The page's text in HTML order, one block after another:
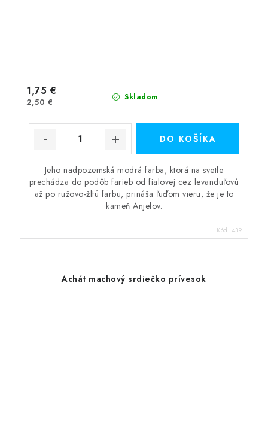
Skladom
1,75 €
2,50 €
DO KOŠÍKA
Jeho nadpozemská modrá farba, ktorá na svetle
prechádza do podôb farieb od fialovej cez levanduľovú
až po ružovo-žltú farbu, prináša ľuďom vieru, že je to
kameň Anjelov.
Kód: 439
Achát machový srdiečko prívesok